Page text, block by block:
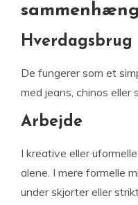
Hverdagsbrug
De fungerer som et
med jeans, chinos eller
Arbejde
I kreative eller
alene. I mere formelle
under skjorter eller